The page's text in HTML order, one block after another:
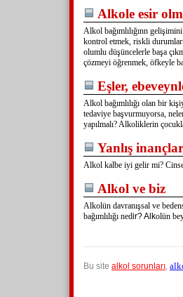
Alkole esir
Alkol bağımlılığınn
kontrol etmek, riskli
olumlu düşüncelerle başa
çözmeyi öğrenmek, öfkeyle
Eşler,
Alkol bağımlılığı olan bir
tedaviye başvurmuyorsa,
yapılmalı?Alkoliklerin
Yanlış
Alkol kalbe iyi gelir mi?
Alkol ve biz
Alkolün davranışsal ve
bağımlılığı nedir?Alkolün
Bu site alkol sorunları,